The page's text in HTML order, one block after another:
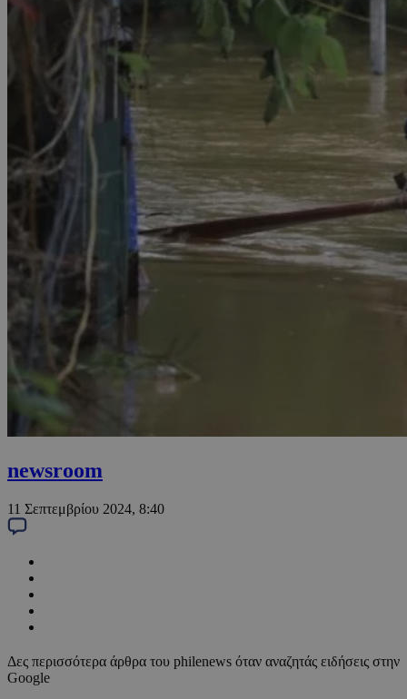
newsroom
11 Σεπτεμβρίου 2024, 8:40
Δες περισσότερα άρθρα του philenews όταν αναζητάς ειδήσεις στην
Google